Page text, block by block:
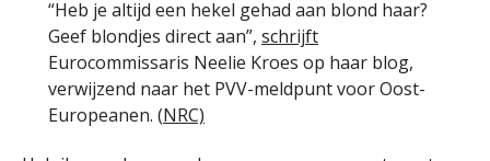
“Heb je altijd een hekel gehad aan blond haar?
Geef blondjes direct aan”, schrijft
Eurocommissaris Neelie Kroes op haar blog,
verwijzend naar het PVV-meldpunt voor Oost-
Europeanen. (NRC)